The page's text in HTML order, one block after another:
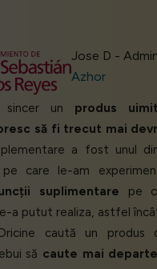
Jose D -
Azhor
sincer un produs
să fi trecut mai
a fost unul
pe care le-am
suplimentare pe
a putut realiza, astfel
caută un produs
să caute mai departe